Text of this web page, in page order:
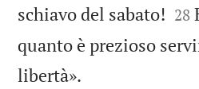
schiavo del sabato! 

28
quanto è prezioso
libertà».